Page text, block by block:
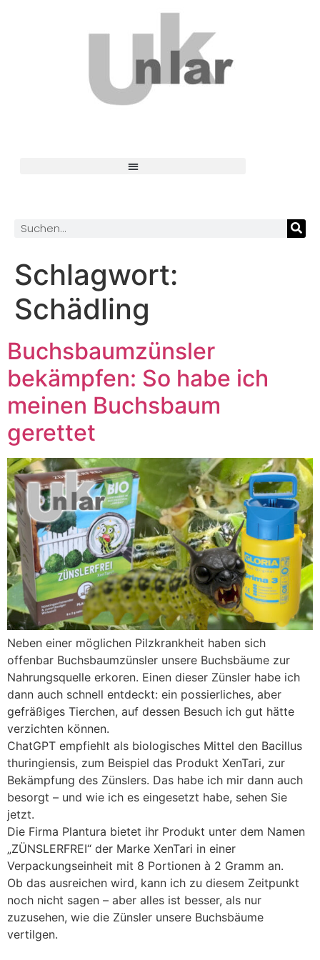
Schlagwort:
Schädling
Buchsbaumzünsler
bekämpfen: So habe ich
meinen Buchsbaum
gerettet
Neben einer möglichen Pilzkrankheit haben sich
offenbar Buchsbaumzünsler unsere Buchsbäume zur
Nahrungsquelle erkoren. Einen dieser Zünsler habe ich
dann auch schnell entdeckt: ein possierliches, aber
gefräßiges Tierchen, auf dessen Besuch ich gut hätte
verzichten können.
ChatGPT empfiehlt als biologisches Mittel den Bacillus
thuringiensis, zum Beispiel das Produkt XenTari, zur
Bekämpfung des Zünslers. Das habe ich mir dann auch
besorgt – und wie ich es eingesetzt habe, sehen Sie
jetzt.
Die Firma Plantura bietet ihr Produkt unter dem Namen
„ZÜNSLERFREI“ der Marke XenTari in einer
Verpackungseinheit mit 8 Portionen à 2 Gramm an.
Ob das ausreichen wird, kann ich zu diesem Zeitpunkt
noch nicht sagen – aber alles ist besser, als nur
zuzusehen, wie die Zünsler unsere Buchsbäume
vertilgen.